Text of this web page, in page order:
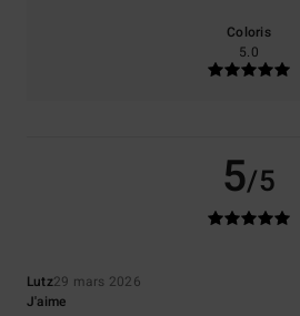
Coloris
5.0
5/5
Lutz29 mars 2026
J'aime